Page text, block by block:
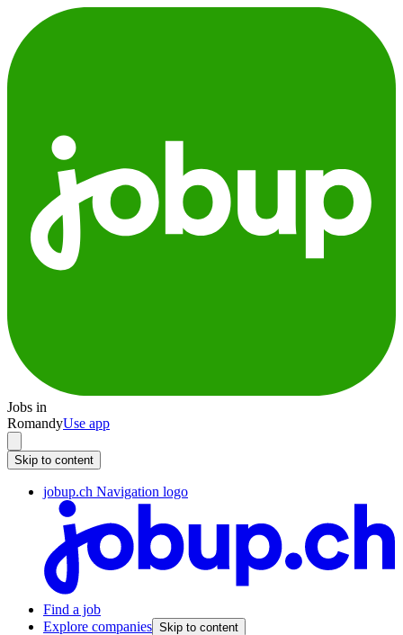
Jobs in
RomandyUse app
Skip to content
jobup.ch Navigation logo
Find a job
Explore companies Skip to content